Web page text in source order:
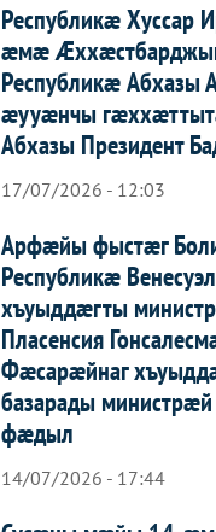
Республикæ Хуссар
æмæ
Республикæ Абхазы
æууæнчы
Абхазы Президент
17/07/2026 - 12:03
Арфæйы фыстæг
Республикæ
хъуыддæгты
Пласенсия
Фæсарæйнаг
базарады
фæдыл
14/07/2026 - 17:44